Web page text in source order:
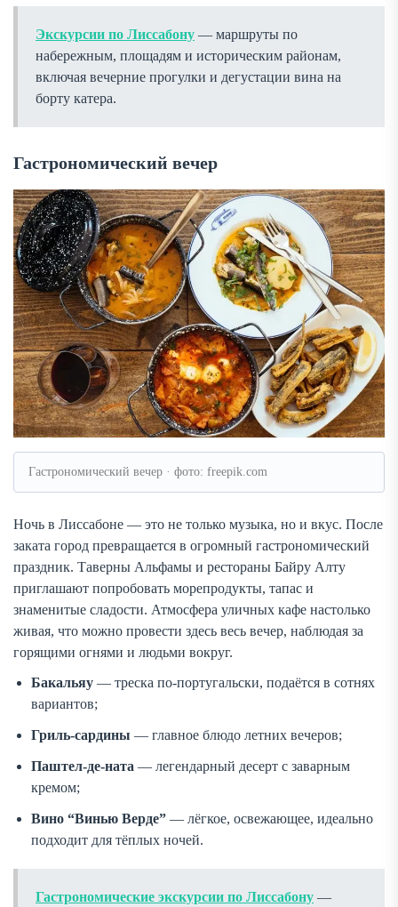
Экскурсии по Лиссабону — маршруты по
набережным, площадям и историческим районам,
включая вечерние прогулки и дегустации вина на
борту катера.
Гастрономический вечер
Гастрономический вечер · фото: freepik.com
Ночь в Лиссабоне — это не только музыка, но и вкус. После
заката город превращается в огромный гастрономический
праздник. Таверны Альфамы и рестораны Байру Алту
приглашают попробовать морепродукты, тапас и
знаменитые сладости. Атмосфера уличных кафе настолько
живая, что можно провести здесь весь вечер, наблюдая за
горящими огнями и людьми вокруг.
Бакальяу — треска по-португальски, подаётся в сотнях
вариантов;
Гриль-сардины — главное блюдо летних вечеров;
Паштел-де-ната — легендарный десерт с заварным
кремом;
Вино “Винью Верде” — лёгкое, освежающее, идеально
подходит для тёплых ночей.
Гастрономические экскурсии по Лиссабону —